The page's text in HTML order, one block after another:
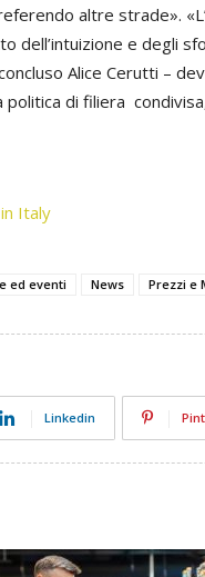
altre strade».
dell’intuizione e degli
Alice Cerutti –
di filiera
Italy
ed eventi News Prezzi e
Linkedin